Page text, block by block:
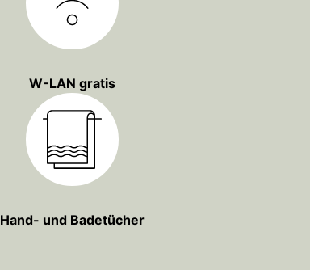
W-LAN gratis
Hand- und Badetücher